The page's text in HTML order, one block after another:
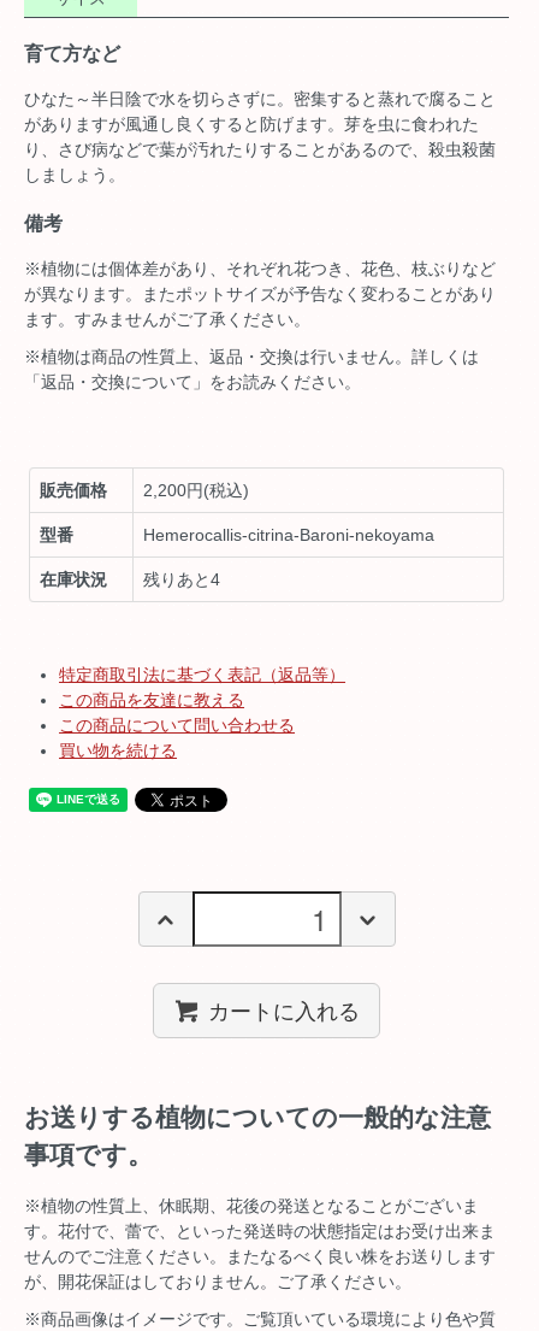
育て方など
ひなた～半日陰で水を切らさずに。密集すると蒸れで腐ること
がありますが風通し良くすると防げます。芽を虫に食われた
り、さび病などで葉が汚れたりすることがあるので、殺虫殺菌
しましょう。
備考
※植物には個体差があり、それぞれ花つき、花色、枝ぶりなど
が異なります。またポットサイズが予告なく変わることがあり
ます。すみませんがご了承ください。
※植物は商品の性質上、返品・交換は行いません。詳しくは
「返品・交換について」をお読みください。
販売価格 2,200円(税込)
型番 Hemerocallis-citrina-Baroni-nekoyama
在庫状況 残りあと4
特定商取引法に基づく表記（返品等）
この商品を友達に教える
この商品について問い合わせる
買い物を続ける
カートに入れる
お送りする植物についての一般的な注意
事項です。
※植物の性質上、休眠期、花後の発送となることがございま
す。花付で、蕾で、といった発送時の状態指定はお受け出来ま
せんのでご注意ください。またなるべく良い株をお送りします
が、開花保証はしておりません。ご了承ください。
※商品画像はイメージです。ご覧頂いている環境により色や質